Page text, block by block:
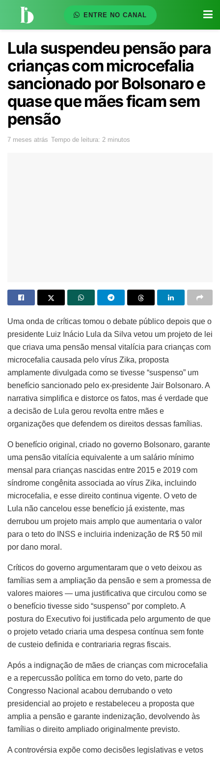
ENTRE NO CANAL
Lula suspendeu pensão para
crianças com microcefalia
sancionado por Bolsonaro e
quase que mães ficam sem
pensão
7 meses atrás Tempo de leitura: 2 minutos
Uma onda de críticas tomou o debate público depois que o
presidente Luiz Inácio Lula da Silva vetou um projeto de lei
que criava uma pensão mensal vitalícia para crianças com
microcefalia causada pelo vírus Zika, proposta
amplamente divulgada como se tivesse “suspenso” um
benefício sancionado pelo ex‑presidente Jair Bolsonaro. A
narrativa simplifica e distorce os fatos, mas é verdade que
a decisão de Lula gerou revolta entre mães e
organizações que defendem os direitos dessas famílias.
O benefício original, criado no governo Bolsonaro, garante
uma pensão vitalícia equivalente a um salário mínimo
mensal para crianças nascidas entre 2015 e 2019 com
síndrome congênita associada ao vírus Zika, incluindo
microcefalia, e esse direito continua vigente. O veto de
Lula não cancelou esse benefício já existente, mas
derrubou um projeto mais amplo que aumentaria o valor
para o teto do INSS e incluiria indenização de R$ 50 mil
por dano moral.
Críticos do governo argumentaram que o veto deixou as
famílias sem a ampliação da pensão e sem a promessa de
valores maiores — uma justificativa que circulou como se
o benefício tivesse sido “suspenso” por completo. A
postura do Executivo foi justificada pelo argumento de que
o projeto vetado criaria uma despesa contínua sem fonte
de custeio definida e contrariaria regras fiscais.
Após a indignação de mães de crianças com microcefalia
e a repercussão política em torno do veto, parte do
Congresso Nacional acabou derrubando o veto
presidencial ao projeto e restabeleceu a proposta que
amplia a pensão e garante indenização, devolvendo às
famílias o direito ampliado originalmente previsto.
A controvérsia expõe como decisões legislativas e vetos